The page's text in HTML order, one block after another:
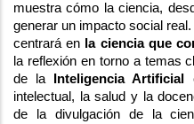
muestra cómo la ciencia,
generar un impacto social
centrará en la ciencia que
la reflexión en torno a temas
de la
Inteligencia Artificial
intelectual, la salud y la
de la divulgación de la